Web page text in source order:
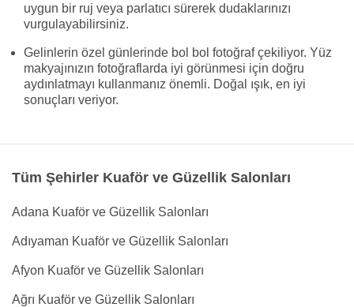
uygun bir ruj veya parlatıcı sürerek dudaklarınızı
vurgulayabilirsiniz.
Gelinlerin özel günlerinde bol bol fotoğraf çekiliyor. Yüz
makyajınızın fotoğraflarda iyi görünmesi için doğru
aydınlatmayı kullanmanız önemli. Doğal ışık, en iyi
sonuçları veriyor.
Tüm Şehirler Kuaför ve Güzellik Salonları
Adana Kuaför ve Güzellik Salonları
Adıyaman Kuaför ve Güzellik Salonları
Afyon Kuaför ve Güzellik Salonları
Ağrı Kuaför ve Güzellik Salonları